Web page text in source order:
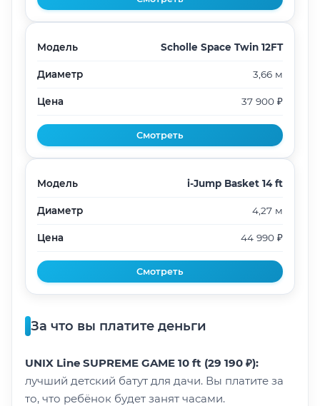
Модель Scholle Space Twin 12FT
Диаметр 3,66 м
Цена 37 900 ₽
Смотреть
Модель i-Jump Basket 14 ft
Диаметр 4,27 м
Цена 44 990 ₽
Смотреть
За что вы платите деньги
UNIX Line SUPREME GAME 10 ft (29 190 ₽):
лучший детский батут для дачи. Вы платите за
то, что ребёнок будет занят часами.